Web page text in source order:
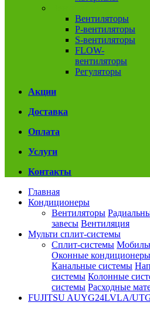
Вентиляторы
P-вентиляторы
S-вентиляторы
FLOW-
вентиляторы
Регуляторы
Акции
Доставка
Оплата
Услуги
Контакты
Главная
Кондиционеры
Вентиляторы
завесы Вентиляция
Мульти сплит-системы
Сплит-системы
Оконные кондиционеры
Канальные системы
системы Колонные
системы Расходные
FUJITSU AUYG24LVLA/